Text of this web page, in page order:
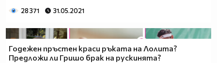
28 371 31.05.2021
Годежен пръстен краси ръката на Лолита?
Предложи ли Гришо брак на рускинята?